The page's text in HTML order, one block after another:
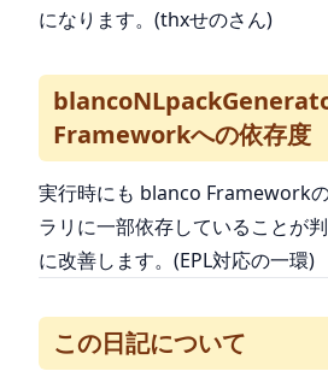
になります。(thxせのさん)
Frameworkへの依存度
実行時にも blanco Framework
ラリに一部依存していることが
に改善します。(EPL対応の一環)
この日記について